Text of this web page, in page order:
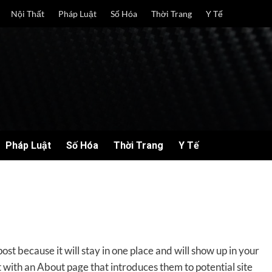
Nội Thất Pháp Luật Số Hóa Thời Trang Y Tế
Pháp Luật Số Hóa Thời Trang Y Tế
because it will stay in one place and will show up in your
an About page that introduces them to potential site